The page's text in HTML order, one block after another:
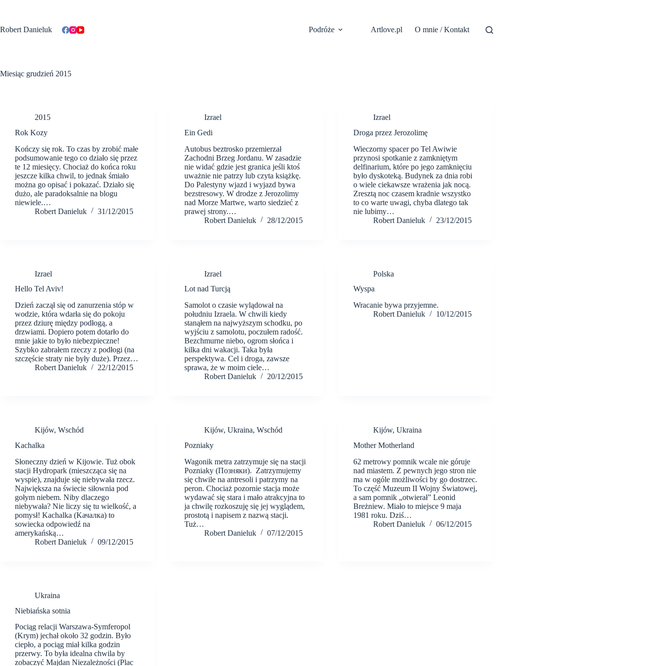
Robert Danieluk
Podróże Artlove.pl O mnie / Kontakt
Miesiąc grudzień 2015
2015
Rok Kozy
Kończy się rok. To czas by zrobić małe
podsumowanie tego co działo się przez
te 12 miesięcy. Chociaż do końca roku
jeszcze kilka chwil, to jednak śmiało
można go opisać i pokazać. Działo się
dużo, ale paradoksalnie na blogu
niewiele.…
Robert Danieluk
31/12/2015
Izrael
Ein Gedi
Autobus beztrosko przemierzał
Zachodni Brzeg Jordanu. W zasadzie
nie widać gdzie jest granica jeśli ktoś
uważnie nie patrzy lub czyta książkę.
Do Palestyny wjazd i wyjazd bywa
bezstresowy. W drodze z Jerozolimy
nad Morze Martwe, warto siedzieć z
prawej strony.…
Robert Danieluk
28/12/2015
Izrael
Droga przez Jerozolimę
Wieczorny spacer po Tel Awiwie
przynosi spotkanie z zamkniętym
delfinarium, które po jego zamknięciu
było dyskoteką. Budynek za dnia robi
o wiele ciekawsze wrażenia jak nocą.
Zresztą noc czasem kradnie wszystko
to co warte uwagi, chyba dlatego tak
nie lubimy…
Robert Danieluk
23/12/2015
Izrael
Hello Tel Aviv!
Dzień zaczął się od zanurzenia stóp w
wodzie, która wdarła się do pokoju
przez dziurę między podłogą, a
drzwiami. Dopiero potem dotarło do
mnie jakie to było niebezpieczne!
Szybko zabrałem rzeczy z podłogi (na
szczęście straty nie były duże). Przez…
Robert Danieluk
22/12/2015
Izrael
Lot nad Turcją
Samolot o czasie wylądował na
południu Izraela. W chwili kiedy
stanąłem na najwyższym schodku, po
wyjściu z samolotu, poczułem radość.
Bezchmurne niebo, ogrom słońca i
kilka dni wakacji. Taka była
perspektywa. Cel i droga, zawsze
sprawa, że w moim ciele…
Robert Danieluk
20/12/2015
Polska
Wyspa
Wracanie bywa przyjemne.
Robert Danieluk
10/12/2015
Kijów, Wschód
Kachalka
Słoneczny dzień w Kijowie. Tuż obok
stacji Hydropark (mieszcząca się na
wyspie), znajduje się niebywała rzecz.
Największa na świecie siłownia pod
gołym niebem. Niby dlaczego
niebywała? Nie liczy się tu wielkość, a
pomysł! Kachalka (Kачалка) to
sowiecka odpowiedź na
amerykańską…
Robert Danieluk
09/12/2015
Kijów, Ukraina, Wschód
Pozniaky
Wagonik metra zatrzymuje się na stacji
Pozniaky (Позняки). Zatrzymujemy
się chwile na antresoli i patrzymy na
peron. Chociaż pozornie stacja może
wydawać się stara i mało atrakcyjna to
ja chwilę rozkoszuję się jej wyglądem,
prostotą i napisem z nazwą stacji.
Tuż…
Robert Danieluk
07/12/2015
Kijów,Ukraina
Mother Motherland
62 metrowy pomnik wcale nie góruje
nad miastem. Z pewnych jego stron nie
ma w ogóle możliwości by go dostrzec.
To część Muzeum II Wojny Światowej,
a sam pomnik „otwierał” Leonid
Breżniew. Miało to miejsce 9 maja
1981 roku. Dziś…
Robert Danieluk
06/12/2015
Ukraina
Niebiańska sotnia
Pociąg relacji Warszawa-Symferopol
(Krym) jechał około 32 godzin. Było
ciepło, a pociąg miał kilka godzin
przerwy. To była idealna chwila by
zobaczyć Majdan Niezależności (Plac